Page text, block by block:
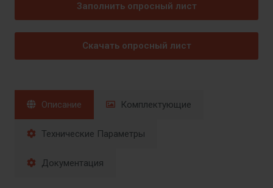
Заполнить опросный лист
Скачать опросный лист
Описание Комплектующие
Технические Параметры
Документация